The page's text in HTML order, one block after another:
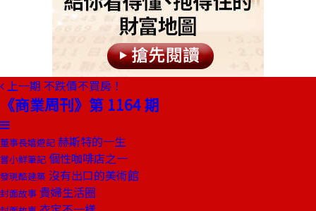
上一期 不跌價不買房！
《商業周刊》第 1164 期
董事長嬉遊記 赫斯特的一生
嘗小鮮筆記 個性咖啡店之一
發現酷建築 沒有出口的美術館
封面故事 貴婦生活圈